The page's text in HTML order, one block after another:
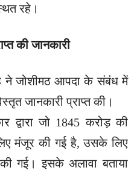
रहे।
की जानकारी
ने जोशीमठ आपदा के संबंध में
जानकारी प्राप्त की।
द्वारा जो 1845 करोड़ की
मंजूर की गई है, उसके लिए
गई। इसके अलावा बताया